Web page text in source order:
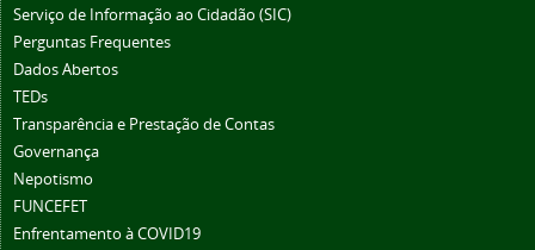
Serviço de Informação ao Cidadão (SIC)
Perguntas Frequentes
Dados Abertos
TEDs
Transparência e Prestação de Contas
Governança
Nepotismo
FUNCEFET
Enfrentamento à COVID19